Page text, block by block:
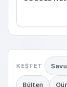
KEŞFET
Bülten